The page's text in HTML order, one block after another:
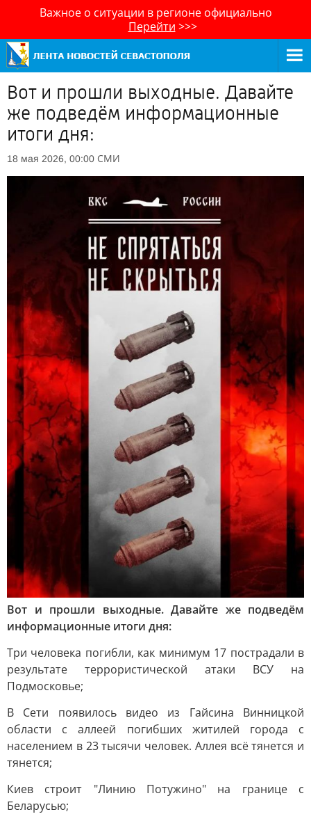
Важное о ситуации в регионе официально
Перейти >>>
Вот и прошли выходные. Давайте
же подведём информационные
итоги дня:
18 мая 2026, 00:00 СМИ
Вот и прошли выходные. Давайте же подведём
информационные итоги дня:
Три человека погибли, как минимум 17 пострадали в
результате террористической атаки ВСУ на
Подмосковье;
В Сети появилось видео из Гайсина Винницкой
области с аллеей погибших житилей города с
населением в 23 тысячи человек. Аллея всё тянется и
тянется;
Киев строит "Линию Потужино" на границе с
Беларусью;